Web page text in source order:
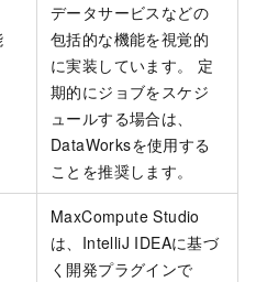
データサービスなどの
包括的な機能を視覚的
に実装しています。 定
期的にジョブをスケジ
ュールする場合は、
DataWorksを使用する
ことを推奨します。
MaxCompute Studio
は、IntelliJ IDEAに基づ
く開発プラグインで